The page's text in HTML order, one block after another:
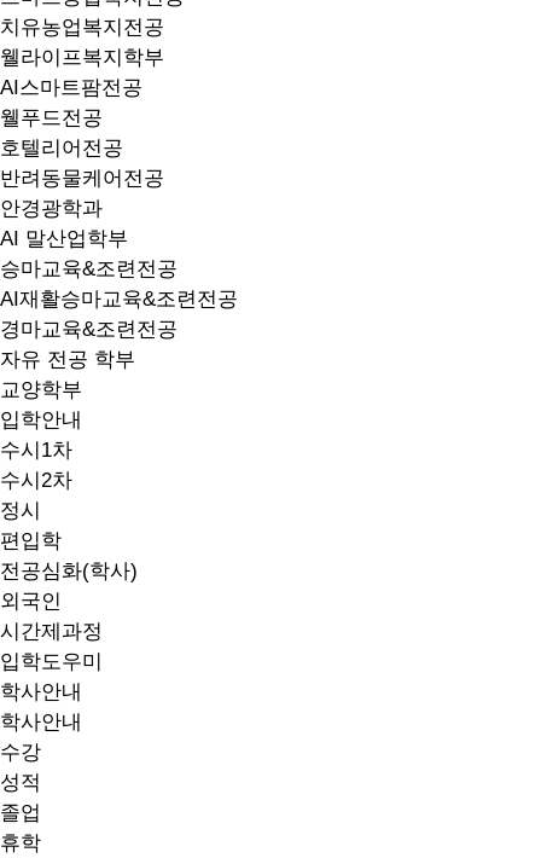
치유농업복지전공
웰라이프복지학부
AI스마트팜전공
웰푸드전공
호텔리어전공
반려동물케어전공
안경광학과
AI 말산업학부
승마교육&조련전공
AI재활승마교육&조련전공
경마교육&조련전공
자유 전공 학부
교양학부
입학안내
수시1차
수시2차
정시
편입학
전공심화(학사)
외국인
시간제과정
입학도우미
학사안내
학사안내
수강
성적
졸업
휴학